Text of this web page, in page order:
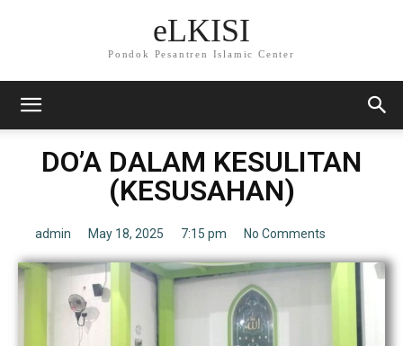
eLKISI
Pondok Pesantren Islamic Center
DO’A DALAM KESULITAN
(KESUSAHAN)
admin May 18, 2025 7:15 pm No Comments